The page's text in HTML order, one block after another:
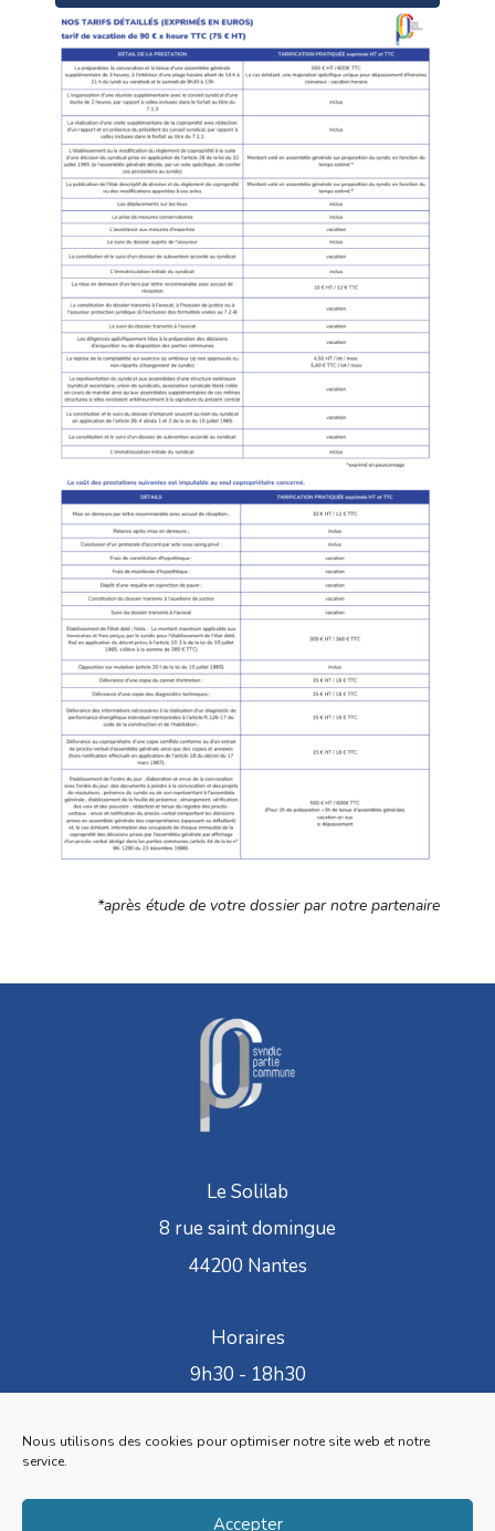
Nous utilisons des cookies pour optimiser notre site web et notre
service.
Accepter
*après étude de votre dossier par notre partenaire
Le Solilab
8 rue saint domingue
44200 Nantes
Horaires
9h30 - 18h30